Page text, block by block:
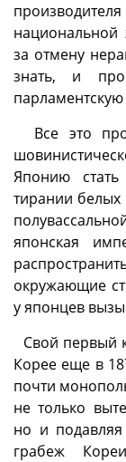
национальной
за отмену
знать, и
Все это
Японию
тирании белых
японская
окружающие
у японцев
Свой первый
Корее еще в
почти
не только
но и
грабеж